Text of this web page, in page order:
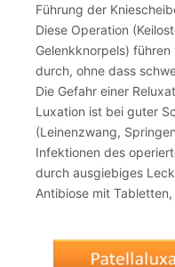
Führung der
Diese Operation
Gelenkknorpels)
durch, ohne dass
Die Gefahr einer
Luxation ist bei guter
(Leinenzwang,
Infektionen des
durch ausgiebiges
Antibiose mit